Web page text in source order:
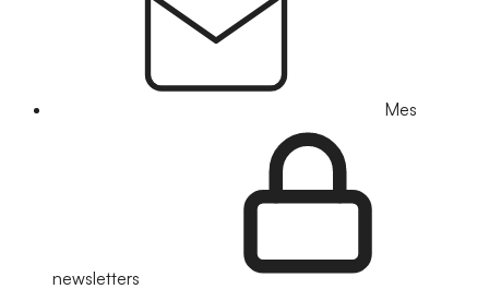
Mes
newsletters